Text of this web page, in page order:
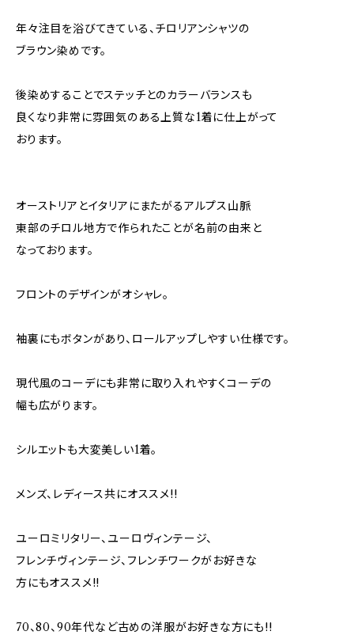
年々注目を浴びてきている、チロリアンシャツの
ブラウン染めです。
後染めすることでステッチとのカラーバランスも
良くなり非常に雰囲気のある上質な1着に仕上がって
おります。
オーストリアとイタリアにまたがるアルプス山脈
東部のチロル地方で作られたことが名前の由来と
なっております。
フロントのデザインがオシャレ。
袖裏にもボタンがあり、ロールアップしやすい仕様です。
現代風のコーデにも非常に取り入れやすくコーデの
幅も広がります。
シルエットも大変美しい1着。
メンズ、レディース共にオススメ!!
ユーロミリタリー、ユーロヴィンテージ、
フレンチヴィンテージ、フレンチワークがお好きな
方にもオススメ!!
70、80、90年代など古めの洋服がお好きな方にも!!